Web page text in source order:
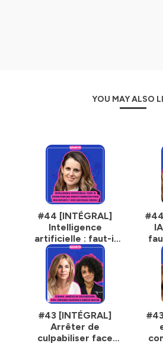
d'emploi, nostalgiques des séries
Rendez-vous chaque semaine sur
plateformes de podcast pour un
expert et léger qui vous permettra
d'avance sur vos kids !
Hébergé par Ausha. Visitez
confidentialitepour plus
YOU MAY ALSO
#44 [INTÉGRAL]
Intelligence
artificielle : faut-il
avoir peur des
jouets connectés
pour nos enfants ?
Avec Mathilde
Cerioli
#43 [INTÉGRAL]
Arrêter de
culpabiliser face